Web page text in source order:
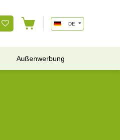
DE
Außenwerbung